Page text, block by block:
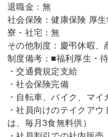
退職金：無
社会保険：健康保険 厚
寮・社宅：無
その他制度：慶弔休暇、
制度備考：■福利厚生・
・交通費規定支給
・社会保険完備
・自転車、バイク、マイ
・社員向けのテイクア
は、毎月3食無料供）